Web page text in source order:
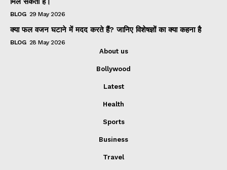
BLOG 29 May 2026
क्या फल वजन घटाने में मदद करते हैं? जानिए विशेषज्ञों का क्या कहना है
BLOG 28 May 2026
About us
Bollywood
Latest
Health
Sports
Business
Travel